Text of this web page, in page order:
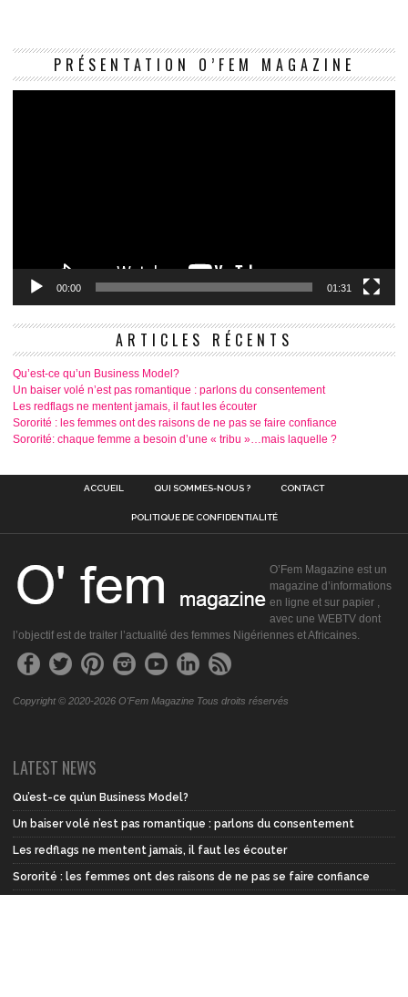
PRÉSENTATION O’FEM MAGAZINE
00:00 01:31
ARTICLES RÉCENTS
Qu’est-ce qu’un Business Model?
Un baiser volé n’est pas romantique : parlons du consentement
Les redflags ne mentent jamais, il faut les écouter
Sororité : les femmes ont des raisons de ne pas se faire confiance
Sororité: chaque femme a besoin d’une « tribu »…mais laquelle ?
ACCUEIL QUI SOMMES-NOUS ? CONTACT
POLITIQUE DE CONFIDENTIALITÉ
O’Fem Magazine est un
magazine d’informations
en ligne et sur papier ,
avec une WEBTV dont
l’objectif est de traiter l’actualité des femmes Nigériennes et Africaines.
Copyright © 2020-2026 O'Fem Magazine Tous droits réservés
LATEST NEWS
Qu’est-ce qu’un Business Model?
Un baiser volé n’est pas romantique : parlons du consentement
Les redflags ne mentent jamais, il faut les écouter
Sororité : les femmes ont des raisons de ne pas se faire confiance